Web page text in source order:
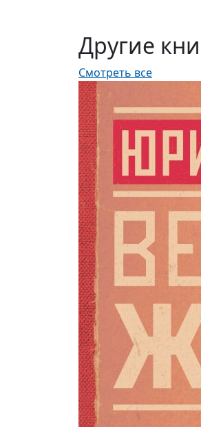
Другие
Смотреть все